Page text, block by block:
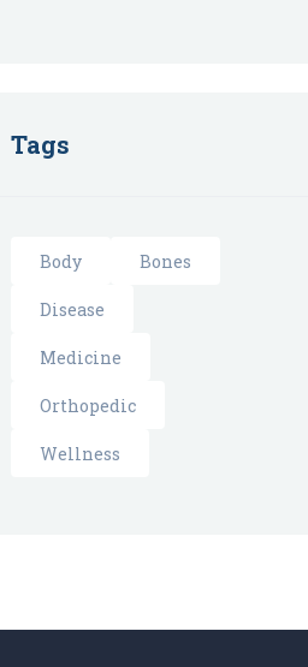
Tags
Body Bones
Disease
Medicine
Orthopedic
Wellness